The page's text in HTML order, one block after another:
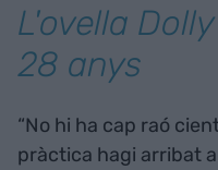
L'ovella
28 anys
“No hi ha cap raó
pràctica hagi arribat a